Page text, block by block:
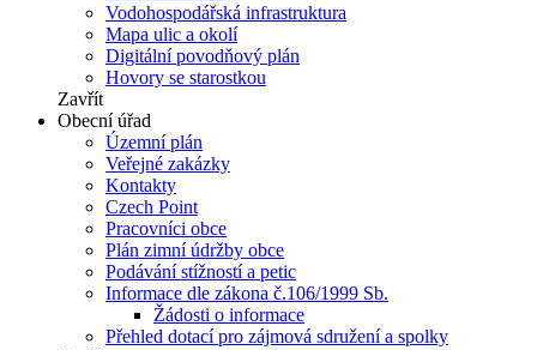
Vodohospodářská infrastruktura
Mapa ulic a okolí
Digitální povodňový plán
Hovory se starostkou
Zavřít
Obecní úřad
Územní plán
Veřejné zakázky
Kontakty
Czech Point
Pracovníci obce
Plán zimní údržby obce
Podávání stížností a petic
Informace dle zákona č.106/1999 Sb.
Žádosti o informace
Přehled dotací pro zájmová sdružení a spolky